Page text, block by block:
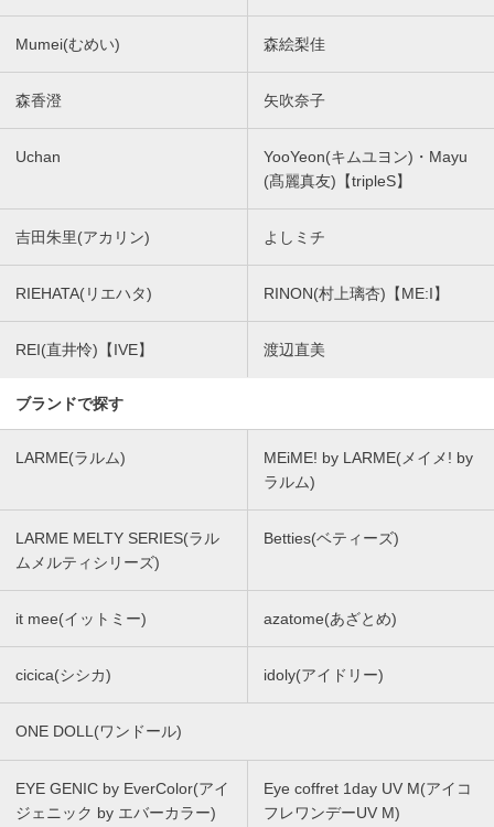
Mumei(むめい) 森絵梨佳
森香澄 矢吹奈子
Uchan
YooYeon(キムユヨン)・Mayu
(髙麗真友)【tripleS】
吉田朱里(アカリン) よしミチ
RIEHATA(リエハタ) RINON(村上璃杏)【ME:I】
REI(直井怜)【IVE】 渡辺直美
ブランドで探す
LARME(ラルム)
MEiME! by LARME(メイメ! by
ラルム)
LARME MELTY SERIES(ラル
ムメルティシリーズ)
Betties(ベティーズ)
it mee(イットミー) azatome(あざとめ)
cicica(シシカ) idoly(アイドリー)
ONE DOLL(ワンドール)
EYE GENIC by EverColor(アイ
ジェニック by エバーカラー)
Eye coffret 1day UV M(アイコ
フレワンデーUV M)